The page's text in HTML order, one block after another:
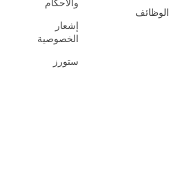
الوظائف
والأحكام
إشعار
الخصوصية
ستورز